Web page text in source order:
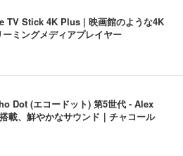
TV Stick 4K Plus | 映画館のような4K
ミングメディアプレイヤー
Dot (エコードット) 第5世代 - Alex
載、鮮やかなサウンド｜チャコール